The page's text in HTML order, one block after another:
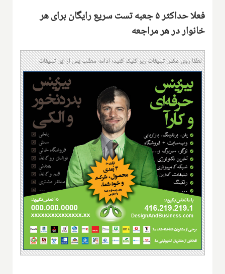
فعلا حداکثر ۵ جعبه تست سریع رایگان برای هر
خانوار در هر مراجعه
لطفا روی عکس تبلیغات زیر کلیک کنید؛ ادامه مطلب پس از این تبلیغات